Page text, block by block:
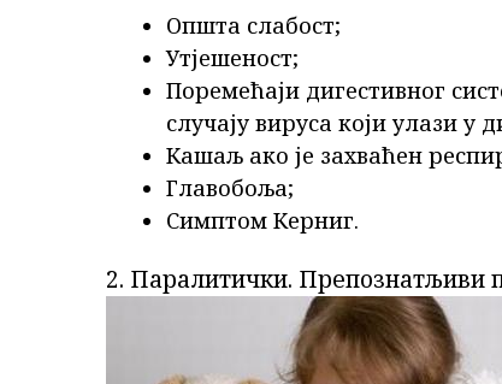
Општа слабост;
Утјешеност;
Поремећаји дигестивног
случају вируса који улази у
Кашаљ ако је захваћен
Главобоља;
Симптом Керниг.
2. Паралитички. Препознатљиви